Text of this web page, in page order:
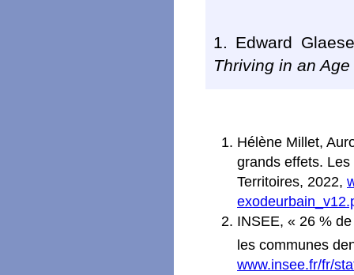
1. Edward
Thriving in an
Hélène Millet,
grands effets.
Territoires, 2022,
INSEE, « 26 %
les communes
www.insee.fr/fr/